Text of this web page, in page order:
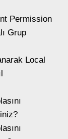
Permission
Grup
Local